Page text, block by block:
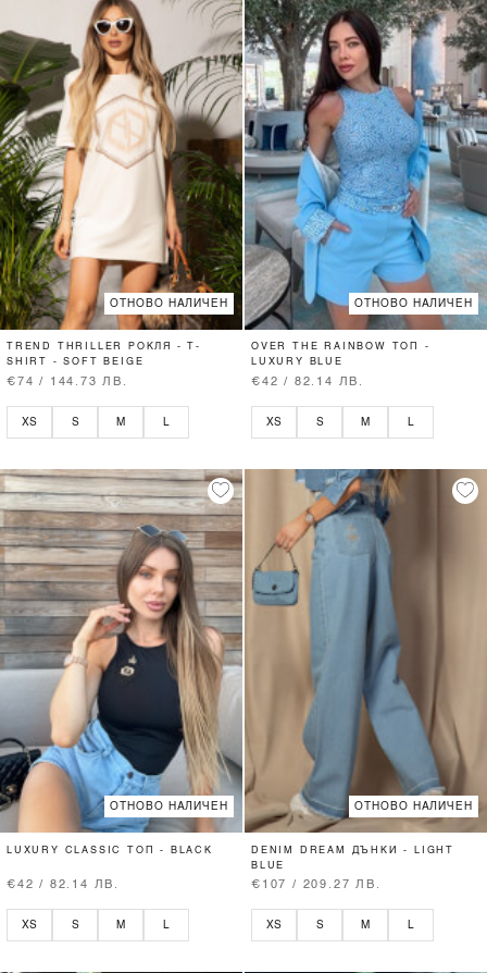
ОТНОВО НАЛИЧЕН
TREND THRILLER РОКЛЯ - T-
SHIRT - SOFT BEIGE
€74 / 144.73 ЛВ.
XS S M
ОТНОВО НАЛИЧЕН
OVER THE RAINBOW ТОП -
LUXURY BLUE
€42 / 82.14 ЛВ.
XS S M
ОТНОВО НАЛИЧЕН
LUXURY CLASSIC ТОП - BLACK
€42 / 82.14 ЛВ.
XS S M L
ОТНОВО НАЛИЧЕН
DENIM DREAM ДЪНКИ - LIGHT
BLUE
€107 / 209.27 ЛВ.
XS S M L